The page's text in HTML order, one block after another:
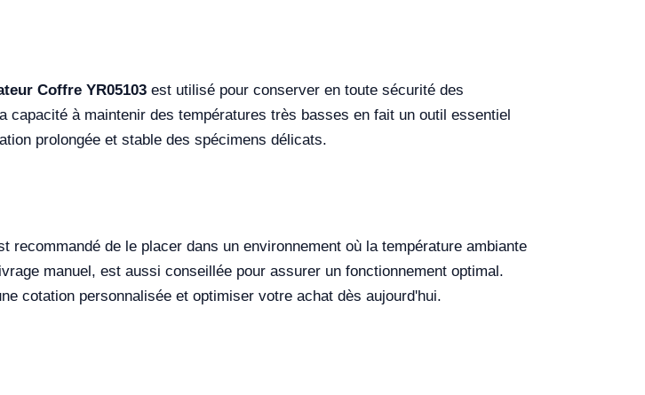
Coffre YR05103 est utilisé pour conserver en toute sécurité des
capacité à maintenir des températures très basses en fait un outil essentiel
prolongée et stable des spécimens délicats.
recommandé de le placer dans un environnement où la température ambiante
manuel, est aussi conseillée pour assurer un fonctionnement optimal.
cotation personnalisée et optimiser votre achat dès aujourd'hui.